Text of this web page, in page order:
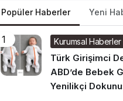
Popüler Haberler Yeni
1 Kurumsal Haberler
Türk Girişimci
ABD’de Bebek
Yenilikçi